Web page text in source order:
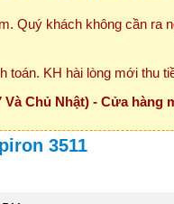
Quý khách không cần ra
toán. KH hài lòng mới thu
Và Chủ Nhật) - Cửa hàng
3511